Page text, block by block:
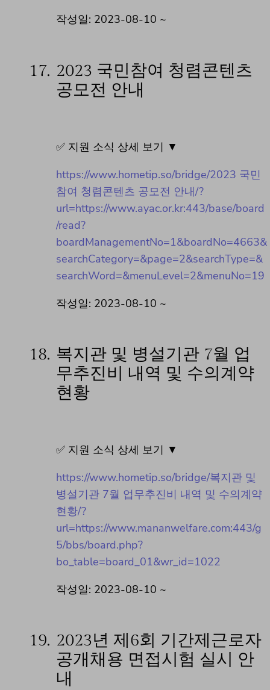
작성일: 2023-08-10 ~
17. 2023 국민참여 청렴콘텐츠
공모전 안내
✅ 지원 소식 상세 보기 ▼
https://www.hometip.so/bridge/2023 국민
참여 청렴콘텐츠 공모전 안내/?
url=https://www.ayac.or.kr:443/base/board
/read?
boardManagementNo=1&boardNo=4663&
searchCategory=&page=2&searchType=&
searchWord=&menuLevel=2&menuNo=19
작성일: 2023-08-10 ~
18. 복지관 및 병설기관 7월 업
무추진비 내역 및 수의계약
현황
✅ 지원 소식 상세 보기 ▼
https://www.hometip.so/bridge/복지관 및
병설기관 7월 업무추진비 내역 및 수의계약
현황/?
url=https://www.mananwelfare.com:443/g
5/bbs/board.php?
bo_table=board_01&wr_id=1022
작성일: 2023-08-10 ~
19. 2023년 제6회 기간제근로자
공개채용 면접시험 실시 안
내